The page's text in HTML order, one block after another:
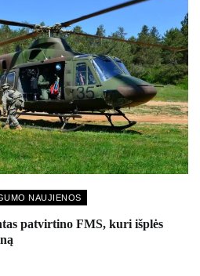
NAUJIENOS
patvirtino FMS, kuri išplės